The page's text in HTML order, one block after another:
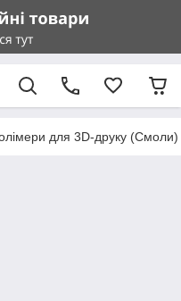
для 3D-друку (Смоли)